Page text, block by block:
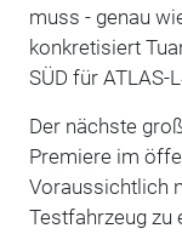
muss - genau
konkretisiert
SÜD für ATLAS-
Der nächste
Premiere im
Voraussichtlich
Testfahrzeug zu